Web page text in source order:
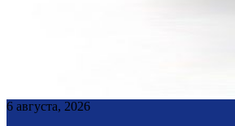
6 августа, 2026